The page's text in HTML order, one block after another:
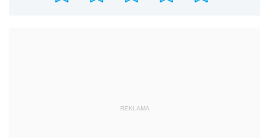
REKLAMA